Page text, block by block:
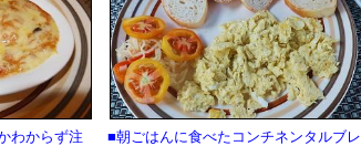
わからず注
■朝ごはんに食べたコンチネンタルブレ